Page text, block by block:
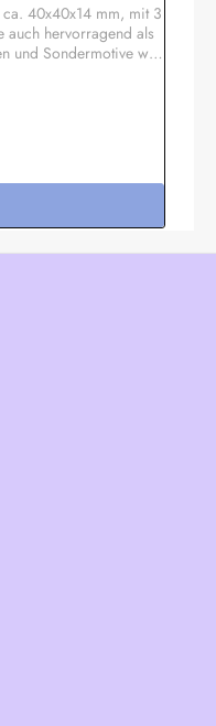
40x40x14 mm, mit 3
auch hervorragend als
und Sondermotive wie